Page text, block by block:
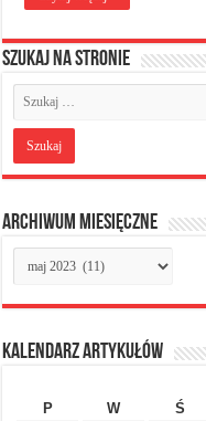
Szukaj na stronie
Archiwum miesięczne
Archiwum
miesięczne
Kalendarz artykułów
P
W Ś